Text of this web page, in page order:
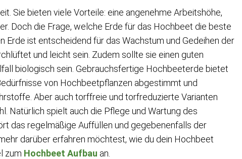
Sie bieten viele Vorteile: eine angenehme Arbeitshöhe,
Doch die Frage, welche Erde für das Hochbeet die beste
Erde ist entscheidend für das Wachstum und Gedeihen der
und leicht sein. Zudem sollte sie einen guten
biologisch sein. Gebrauchsfertige Hochbeeterde bietet
von Hochbeetpflanzen abgestimmt und
Aber auch torffreie und torfreduzierte Varianten
Natürlich spielt auch die Pflege und Wartung des
das regelmäßige Auffüllen und gegebenenfalls der
darüber erfahren möchtest, wie du dein Hochbeet
zum Hochbeet Aufbau an.